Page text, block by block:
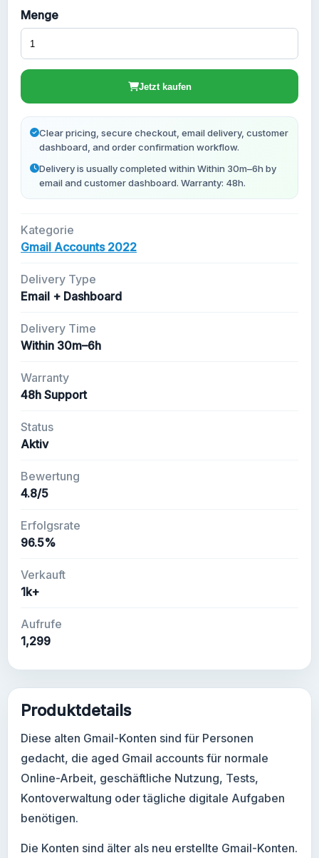
Menge
Jetzt kaufen
Clear pricing, secure checkout, email delivery, customer
dashboard, and order confirmation workflow.
Delivery is usually completed within Within 30m–6h by
email and customer dashboard. Warranty: 48h.
Kategorie
Gmail Accounts 2022
Delivery Type
Email + Dashboard
Delivery Time
Within 30m–6h
Warranty
48h Support
Status
Aktiv
Bewertung
4.8/5
Erfolgsrate
96.5%
Verkauft
1k+
Aufrufe
1,299
Produktdetails
Diese alten Gmail-Konten sind für Personen
gedacht, die aged Gmail accounts für normale
Online-Arbeit, geschäftliche Nutzung, Tests,
Kontoverwaltung oder tägliche digitale Aufgaben
benötigen.
Die Konten sind älter als neu erstellte Gmail-Konten.